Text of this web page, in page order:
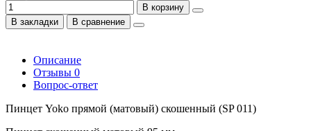
В корзину
В закладки
В сравнение
Описание
Отзывы 0
Вопрос-ответ
Пинцет Yoko прямой (матовый) скошенный (SP 011)